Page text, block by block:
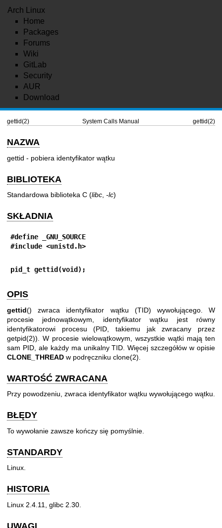
Arch Linux
Home
Packages
Forums
Wiki
GitLab
Security
AUR
Download
gettid(2) System Calls Manual gettid(2)
NAZWA
gettid - pobiera identyfikator wątku
BIBLIOTEKA
Standardowa biblioteka C (libc -lc)
SKŁADNIA
#define _GNU_SOURCE
#include <unistd.h>
pid_t gettid(void);
OPIS
gettid() zwraca identyfikator wątku (TID) wywołującego. W
procesie jednowątkowym, identyfikator wątku jest równy
identyfikatorowi procesu (PID, takiemu jak zwracany przez
getpid(2)). W procesie wielowątkowym, wszystkie wątki mają ten
sam PID, ale każdy ma unikalny TID. Więcej szczegółów w opisie
CLONE_THREAD w podręczniku clone(2)
WARTOŚĆ ZWRACANA
Przy powodzeniu, zwraca identyfikator wątku wywołującego wątku.
BŁĘDY
To wywołanie zawsze kończy się pomyślnie.
STANDARDY
Linux.
HISTORIA
Linux 2.4.11, glibc 2.30.
UWAGI